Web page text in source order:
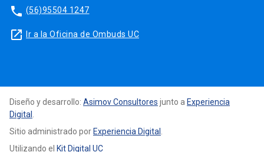
phone (56)95504 1247
launch Ir a la Oficina de Ombuds UC
Diseño y desarrollo: Asimov Consultores junto a Experiencia
Digital
Sitio administrado porExperiencia Digital
Utilizando el Kit Digital UC